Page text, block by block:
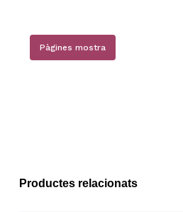
Pàgines mostra
Productes relacionats